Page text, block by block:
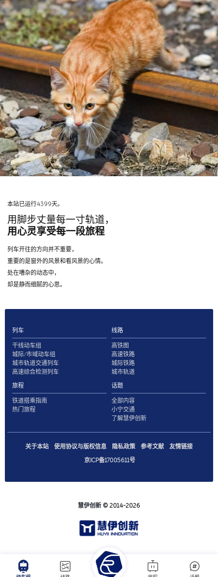
本站已运行4399天。
用脚步丈量每一寸轨道，
用心灵享受每一段旅程
列车开往的方向并不重要，
重要的是窗外的风景和看风景的心情。
处在嘈杂的动态中，
却是静而细腻的心思。
列车
干线动车组
城际/市域动车组
城市轨道交通列车
高速综合检测列车
线路
高铁图
高速铁路
城际铁路
城市轨道
旅程
铁道搭乘指南
热门旅程
话题
全部内容
小宁交通
了解慧伊创新
关于本站 使用协议与版权信息 隐私政策 参考文献
友情链接
京ICP备17005611号
慧伊创新 © 2014-2026